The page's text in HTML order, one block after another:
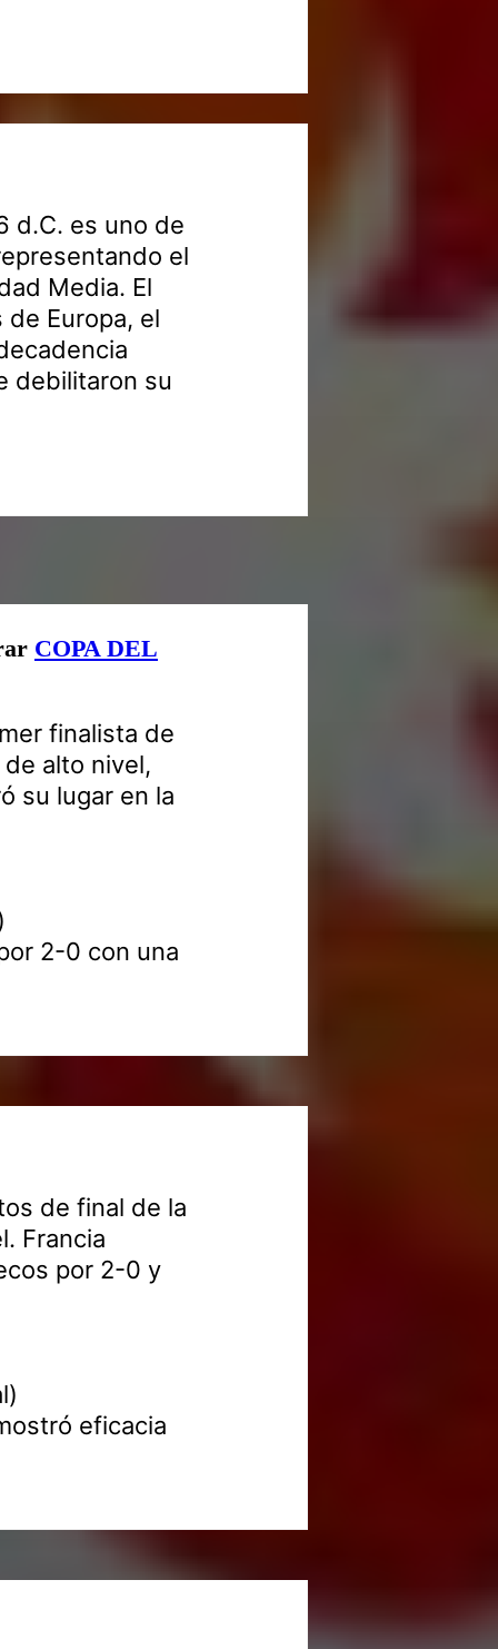
d.C. es uno de
el
Media. El
Europa, el
debilitaron su
COPA DEL
finalista de
alto nivel,
su lugar en la
2-0 con una
de final de la
Francia
por 2-0 y
eficacia